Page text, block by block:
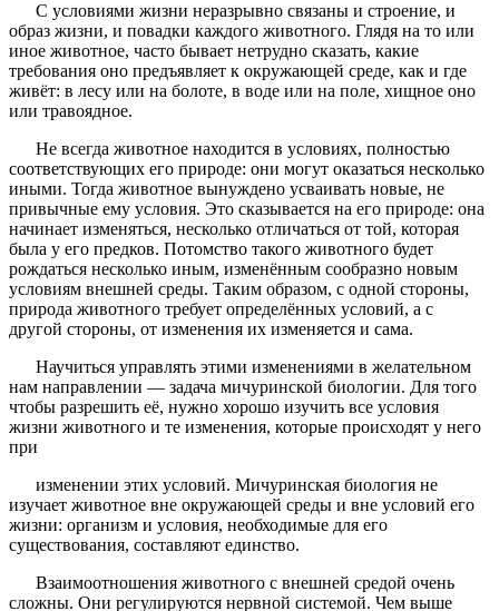
С условиями жизни неразрывно связаны и строение, и
образ жизни, и повадки каждого животного. Глядя на то или
иное животное, часто бывает нетрудно сказать, какие
требования оно предъявляет к окружающей среде, как и где
живёт: в лесу или на болоте, в воде или на поле, хищное оно
или травоядное.
Не всегда животное находится в условиях, полностью
соответствующих его природе: они могут оказаться несколько
иными. Тогда животное вынуждено усваивать новые, не
привычные ему условия. Это сказывается на его природе: она
начинает изменяться, несколько отличаться от той, которая
была у его предков. Потомство такого животного будет
рождаться несколько иным, изменённым сообразно новым
условиям внешней среды. Таким образом, с одной стороны,
природа животного требует определённых условий, а с
другой стороны, от изменения их изменяется и сама.
Научиться управлять этими изменениями в желательном
нам направлении — задача мичуринской биологии. Для того
чтобы разрешить её, нужно хорошо изучить все условия
жизни животного и те изменения, которые происходят у него
при
изменении этих условий. Мичуринская биология не
изучает животное вне окружающей среды и вне условий его
жизни: организм и условия, необходимые для его
существования, составляют единство.
Взаимоотношения животного с внешней средой очень
сложны. Они регулируются нервной системой. Чем выше